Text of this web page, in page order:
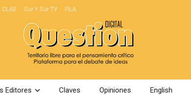
CLAE Sur Y Sur TV FILA
Editores Claves Opiniones English